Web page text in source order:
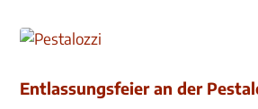
Entlassungsfeier an der